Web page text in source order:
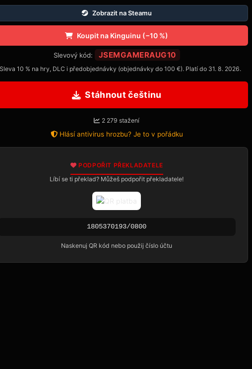
Zobrazit na Steamu
Koupit na Kinguinu (−10 %)
Slevový kód: JSEMGAMERAUG10
Sleva 10 % na hry, DLC i předobjednávky (objednávky do 100 €). Platí do 31. 8. 2026.
Stáhnout češtinu
2 279 stažení
Hlásí antivirus hrozbu? Je to v pořádku
PODPOŘIT PŘEKLADATELE
Líbí se ti překlad? Můžeš podpořit překladatele!
1805370193/0800
Naskenuj QR kód nebo použij číslo účtu